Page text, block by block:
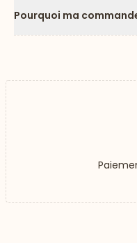
Pourquoi ma